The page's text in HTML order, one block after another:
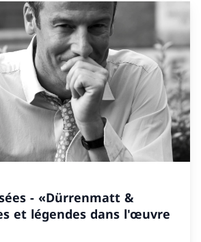
- «Dürrenmatt &
et légendes dans l'œuvre